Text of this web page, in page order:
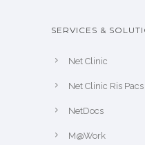
SERVICES &
Net Clinic
Net Clinic Ris
NetDocs
M@Work